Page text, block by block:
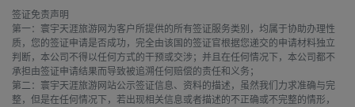
签证免责声明
第一：寰宇天涯旅游网为客户所提供的所有签证服务类别，均属于协助办理性
质，您的签证申请是否成功，完全由该国的签证官根据您递交的申请材料独立
判断，本公司不得以任何方式的干预或交涉；并且在任何情况下，本公司都不
承担由签证申请结果而导致被追溯任何赔偿的责任和义务；
第二：寰宇天涯旅游网站公示签证信息、资料的描述，虽然我们力求准确与完
整，但是在任何情况下，若出现相关信息或者描述的不正确或不完整的情形，